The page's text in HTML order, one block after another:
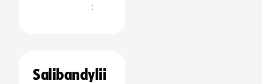
:
Salibandylii